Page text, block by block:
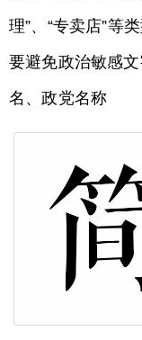
理”、“专卖店”等
要避免政治敏感
名、政党名称